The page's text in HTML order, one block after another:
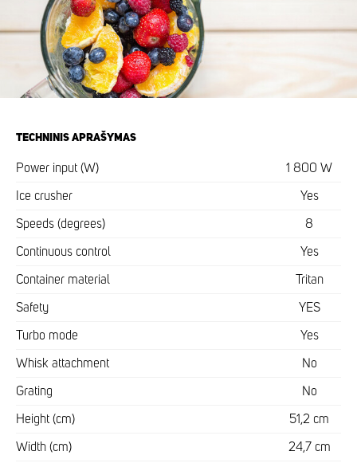
TECHNINIS APRAŠYMAS
Power input (W) 1 800 W
Ice crusher Yes
Speeds (degrees) 8
Continuous control Yes
Container material Tritan
Safety YES
Turbo mode Yes
Whisk attachment No
Grating No
Height (cm) 51,2 cm
Width (cm) 24,7 cm